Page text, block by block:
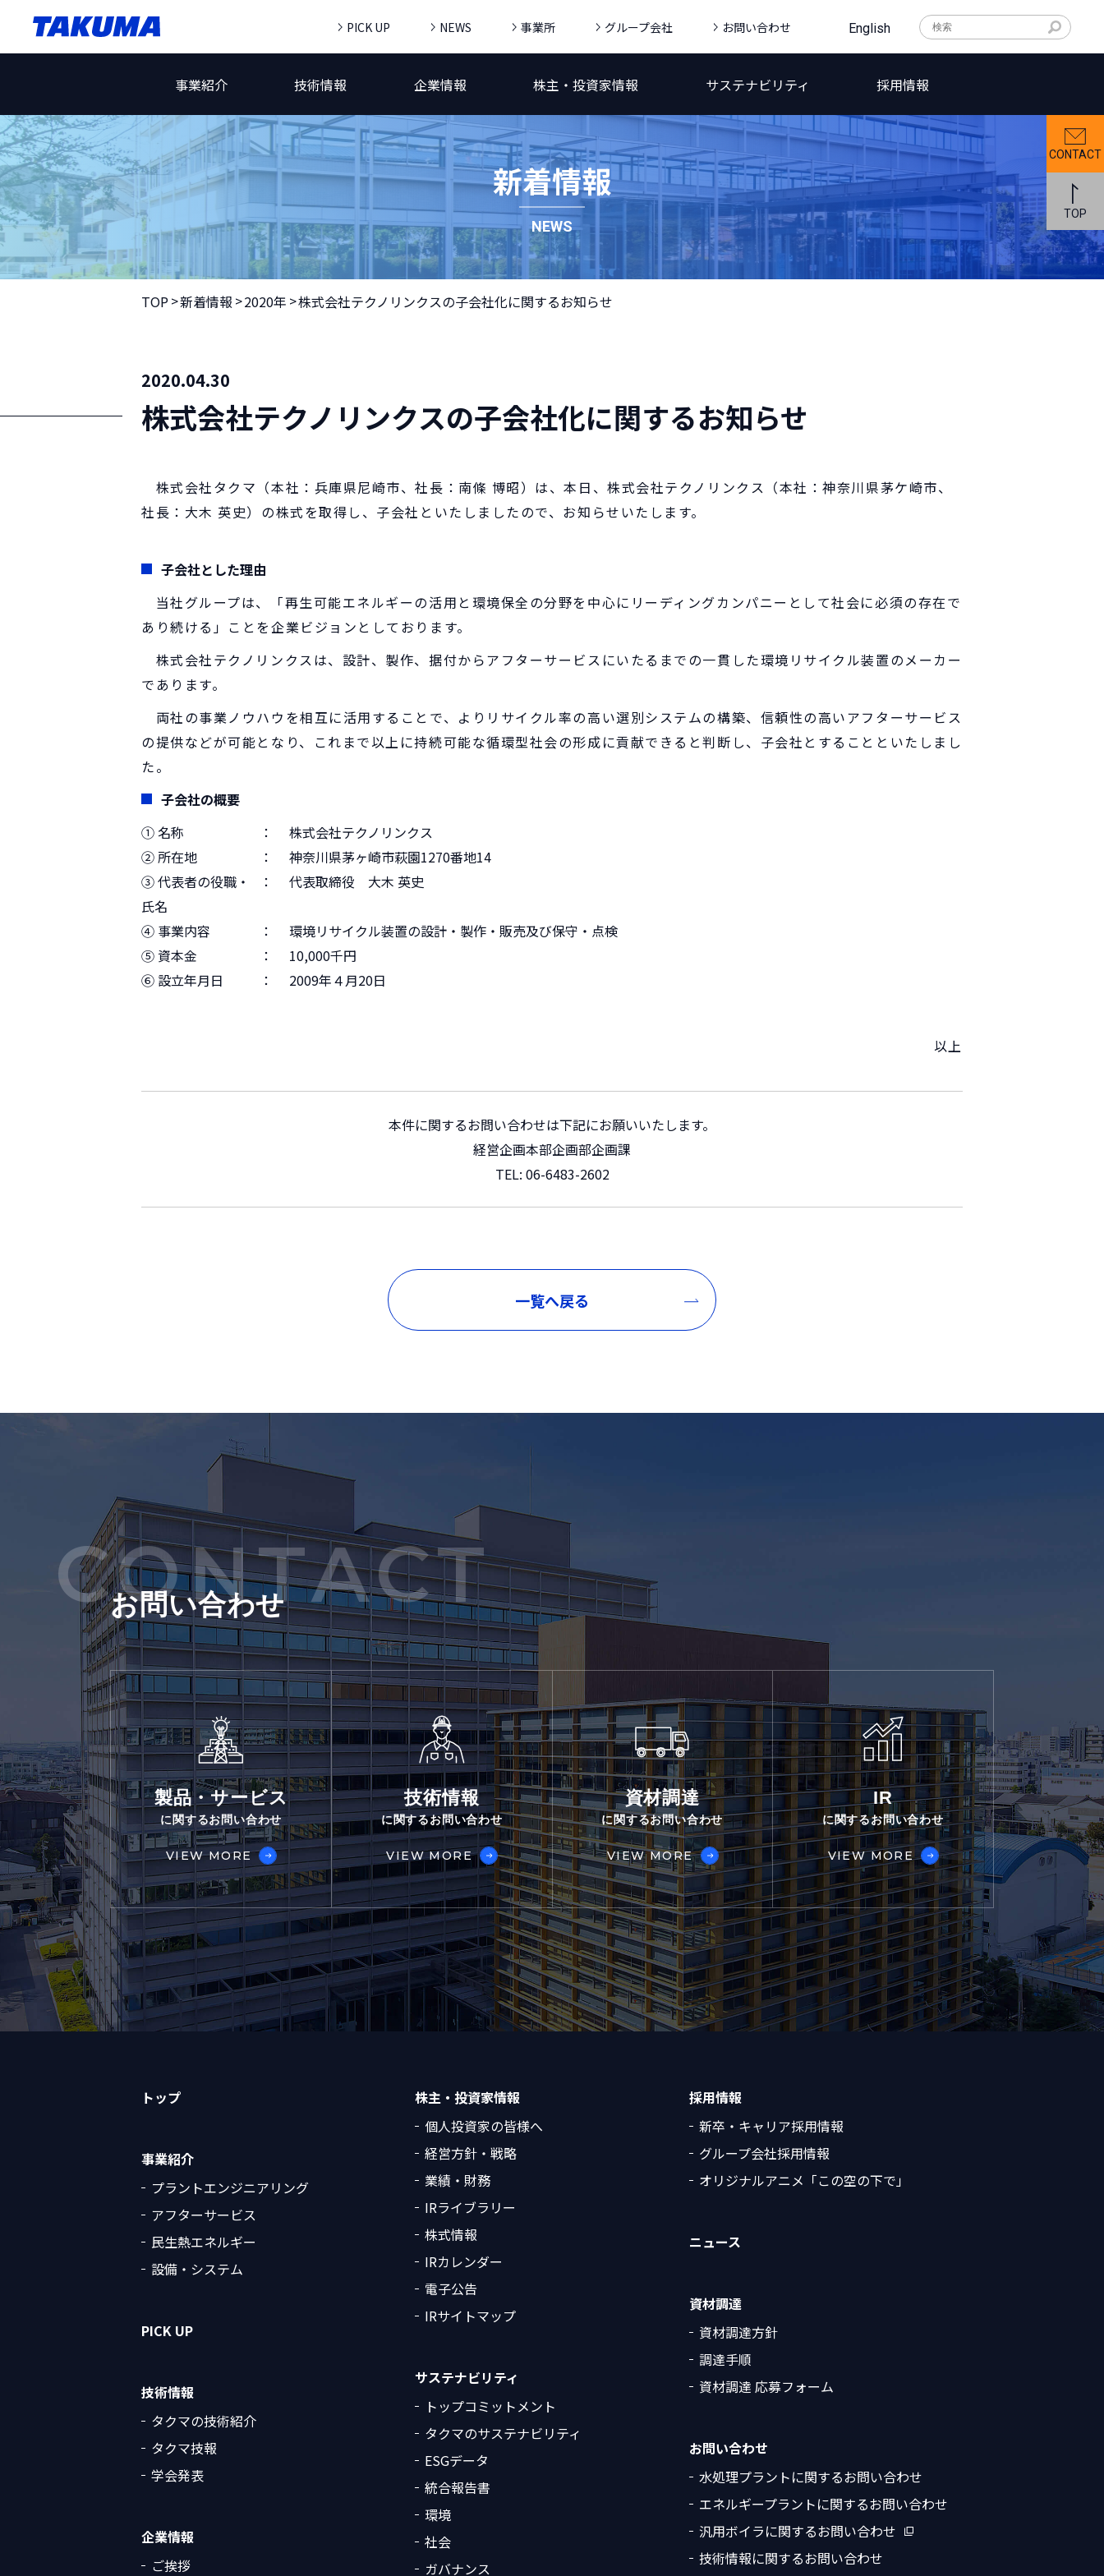
PICK UP NEWS 事業所 グループ会社 お問い合わせ English
事業紹介 技術情報 企業情報 株主・投資家情報 サステナビリティ 採用情報
CONTACT
TOP
新着情報
NEWS
TOP 新着情報 2020年 株式会社テクノリンクスの子会社化に関するお知らせ
2020.04.30
株式会社テクノリンクスの子会社化に関するお知らせ
株式会社タクマ（本社：兵庫県尼崎市、社長：南條 博昭）は、本日、株式会社テクノリンクス（本社：神奈川県茅ケ崎市、
社長：大木 英史）の株式を取得し、子会社といたしましたので、お知らせいたします。
子会社とした理由
当社グループは、「再生可能エネルギーの活用と環境保全の分野を中心にリーディングカンパニーとして社会に必須の存在で
あり続ける」ことを企業ビジョンとしております。
株式会社テクノリンクスは、設計、製作、据付からアフターサービスにいたるまでの一貫した環境リサイクル装置のメーカー
であります。
両社の事業ノウハウを相互に活用することで、よりリサイクル率の高い選別システムの構築、信頼性の高いアフターサービス
の提供などが可能となり、これまで以上に持続可能な循環型社会の形成に貢献できると判断し、子会社とすることといたしまし
た。
子会社の概要
① 名称
：
株式会社テクノリンクス
② 所在地
：
神奈川県茅ヶ崎市萩園1270番地14
③ 代表者の役職・
氏名
： 代表取締役 大木 英史
④ 事業内容 ：
環境リサイクル装置の設計・製作・販売及び保守・点検
⑤ 資本金
：
10,000千円
⑥ 設立年月日
： 2009年４月20日
以上
本件に関するお問い合わせは下記にお願いいたします。
経営企画本部企画部企画課
TEL: 06-6483-2602
一覧へ戻る
CONTACT
お問い合わせ
製品・サービス
に関するお問い合わせ
VIEW MORE
技術情報
に関するお問い合わせ
VIEW MORE
資材調達
に関するお問い合わせ
VIEW MORE
IR
に関するお問い合わせ
VIEW MORE
トップ
事業紹介
プラントエンジニアリング
アフターサービス
民生熱エネルギー
設備・システム
PICK UP
技術情報
タクマの技術紹介
タクマ技報
学会発表
企業情報
ご挨拶
株主・投資家情報
個人投資家の皆様へ
経営方針・戦略
業績・財務
IRライブラリー
株式情報
IRカレンダー
電子公告
IRサイトマップ
サステナビリティ
トップコミットメント
タクマのサステナビリティ
ESGデータ
統合報告書
環境
社会
ガバナンス
採用情報
新卒・キャリア採用情報
グループ会社採用情報
オリジナルアニメ「この空の下で」
ニュース
資材調達
資材調達方針
調達手順
資材調達 応募フォーム
お問い合わせ
水処理プラントに関するお問い合わせ
エネルギープラントに関するお問い合わせ
汎用ボイラに関するお問い合わせ
技術情報に関するお問い合わせ